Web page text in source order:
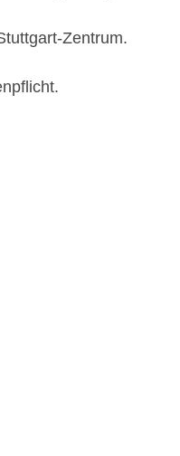
Zentrum.